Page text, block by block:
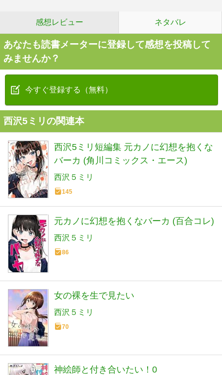
感想レビュー ネタバレ
あなたも読書メーターに登録して感想を投稿して
みませんか？
今すぐ登録する（無料）
西沢5ミリの関連本
西沢5ミリ短編集 元カノに幻想を抱くな
バーカ (角川コミックス・エース)
西沢５ミリ
145
元カノに幻想を抱くなバーカ (百合コレ)
西沢５ミリ
86
女の裸を生で見たい
西沢５ミリ
70
神絵師と付き合いたい！0